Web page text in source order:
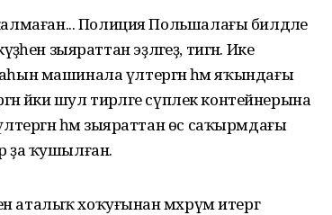
Полиция Польшалағы билдәле
зыяраттан эҙләгеҙ, тигән. Ике
машинала үлтергән һәм яҡындағы
йәки шул тирәләге сүплек контейнерына
һәм зыяраттан өс саҡырмдағы
ҙа ҡушылған.
аталыҡ хоҡуғынан мәхрүм итергә